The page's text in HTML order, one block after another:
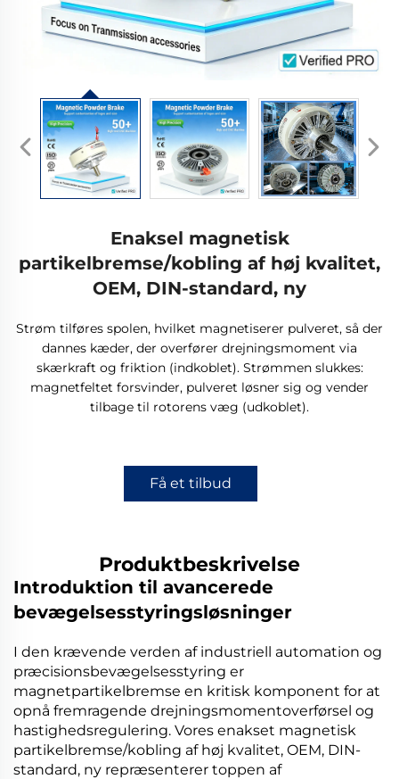
Enaksel magnetisk
partikelbremse/kobling af høj kvalitet,
OEM, DIN-standard, ny
Strøm tilføres spolen, hvilket magnetiserer pulveret, så der
dannes kæder, der overfører drejningsmoment via
skærkraft og friktion (indkoblet). Strømmen slukkes:
magnetfeltet forsvinder, pulveret løsner sig og vender
tilbage til rotorens væg (udkoblet).
Få et tilbud
Produktbeskrivelse
Introduktion til avancerede
bevægelsesstyringsløsninger
I den krævende verden af industriell automation og
præcisionsbevægelsesstyring er
magnetpartikelbremse en kritisk komponent for at
opnå fremragende drejningsmomentoverførsel og
hastighedsregulering. Vores enakset magnetisk
partikelbremse/kobling af høj kvalitet, OEM, DIN-
standard, ny repræsenterer toppen af